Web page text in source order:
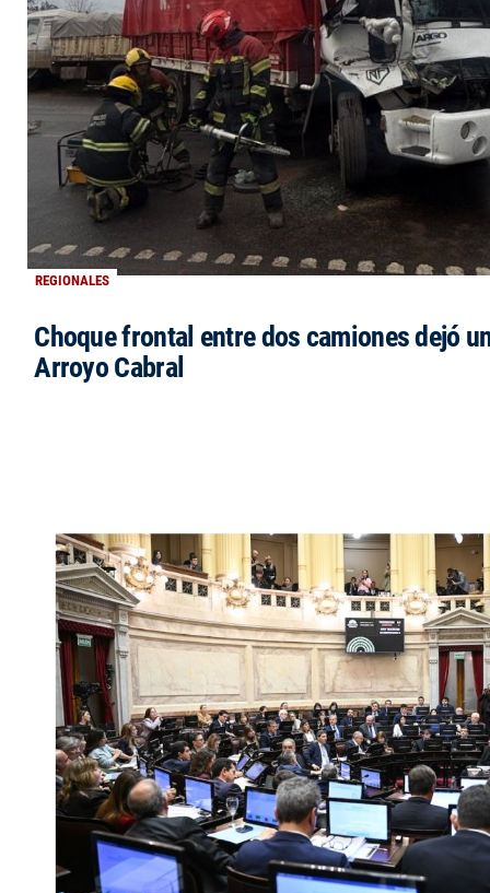
REGIONALES
Choque frontal entre dos camiones dejó
Arroyo Cabral